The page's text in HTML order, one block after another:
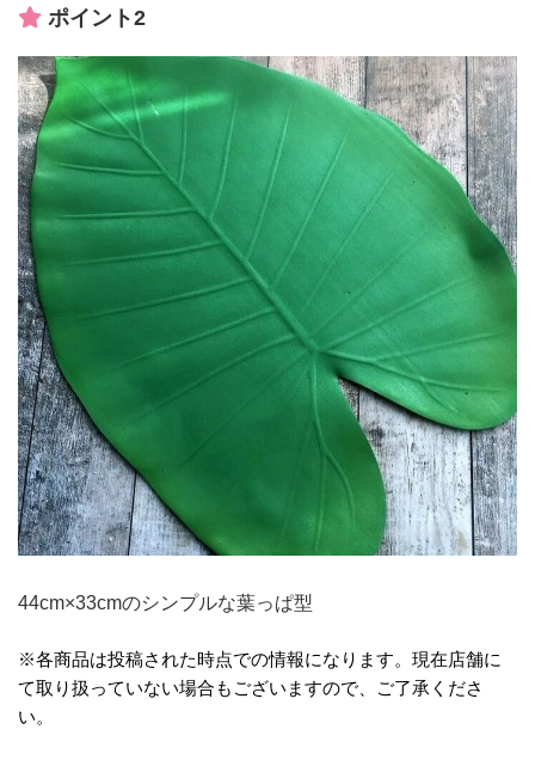
ポイント2
44cm×33cmのシンプルな葉っぱ型
※各商品は投稿された時点での情報になります。現在店舗に
て取り扱っていない場合もございますので、ご了承くださ
い。